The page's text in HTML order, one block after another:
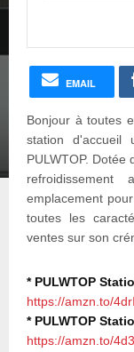
EMAIL
Bonjour à toutes
station d'accueil
PULWTOP.
refroidissement
emplacement
toutes les
ventes sur son
* PULWTOP
https://amzn.to/
* PULWTOP
https://amzn.to/